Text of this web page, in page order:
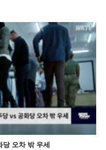
당 오차 밖 우세